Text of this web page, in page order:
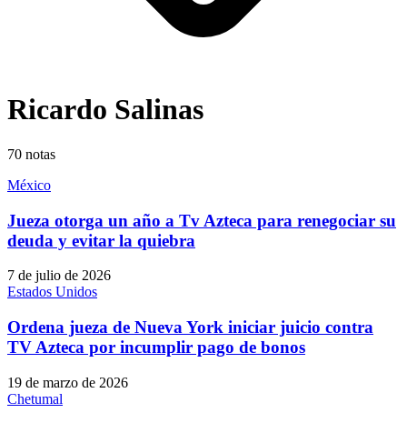
Ricardo Salinas
70 notas
México
Jueza otorga un año a Tv Azteca para renegociar su
deuda y evitar la quiebra
7 de julio de 2026
Estados Unidos
Ordena jueza de Nueva York iniciar juicio contra
TV Azteca por incumplir pago de bonos
19 de marzo de 2026
Chetumal